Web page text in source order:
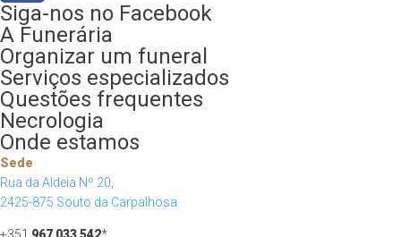
Siga-nos no Facebook
A Funerária
Organizar um funeral
Serviços especializados
Questões frequentes
Necrologia
Onde estamos
Sede
Rua da Aldeia Nº 20,
2425-875 Souto da Carpalhosa